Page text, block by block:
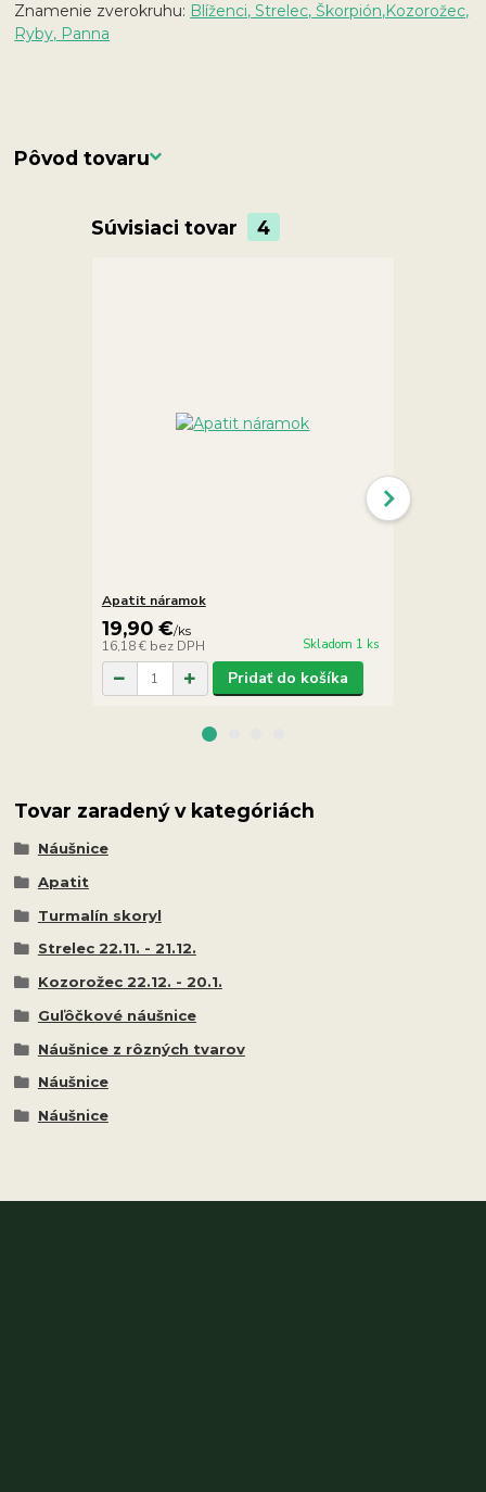
Znamenie zverokruhu: Blíženci, Strelec, Škorpión,Kozorožec,
Ryby, Panna
Pôvod tovaru
Súvisiaci tovar 4
Apatit náramok
19,90 €/ks
16,18 € bez DPH Skladom 1 ks
Pridať do košíka
Tovar zaradený v kategóriách
Náušnice
Apatit
Turmalín skoryl
Strelec 22.11. - 21.12.
Kozorožec 22.12. - 20.1.
Guľôčkové náušnice
Náušnice z rôzných tvarov
Náušnice
Náušnice